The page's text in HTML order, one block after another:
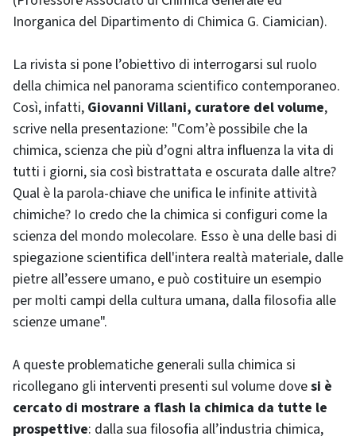
Inorganica del Dipartimento di Chimica G. Ciamician).
La rivista si pone l’obiettivo di interrogarsi sul ruolo
della chimica nel panorama scientifico contemporaneo.
Così, infatti, Giovanni Villani, curatore del volume,
scrive nella presentazione: "Com’è possibile che la
chimica, scienza che più d’ogni altra influenza la vita di
tutti i giorni, sia così bistrattata e oscurata dalle altre?
Qual è la parola-chiave che unifica le infinite attività
chimiche? Io credo che la chimica si configuri come la
scienza del mondo molecolare. Esso è una delle basi di
spiegazione scientifica dell'intera realtà materiale, dalle
pietre all’essere umano, e può costituire un esempio
per molti campi della cultura umana, dalla filosofia alle
scienze umane".
A queste problematiche generali sulla chimica si
ricollegano gli interventi presenti sul volume dovesi è
cercato di mostrare a flash la chimica da tutte le
prospettive: dalla sua filosofia all’industria chimica,